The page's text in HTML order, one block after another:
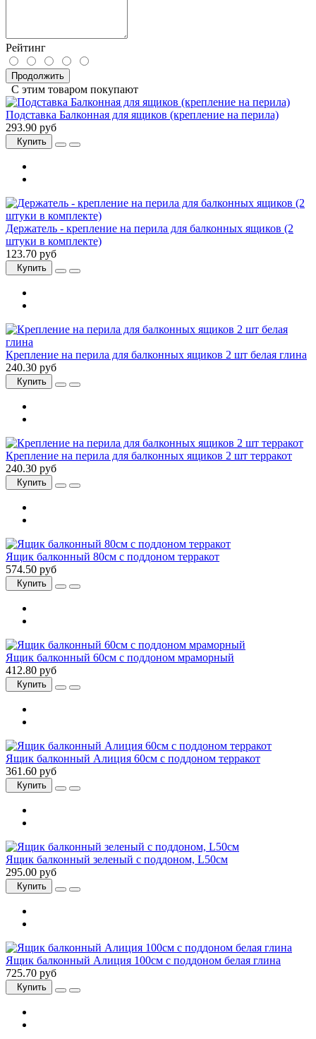
Рейтинг
Продолжить
С этим товаром покупают
Подставка Балконная для ящиков (крепление на перила)
293.90 руб
Купить
Держатель - крепление на перила для балконных ящиков (2
штуки в комплекте)
123.70 руб
Купить
Крепление на перила для балконных ящиков 2 шт белая глина
240.30 руб
Купить
Крепление на перила для балконных ящиков 2 шт терракот
240.30 руб
Купить
Ящик балконный 80см с поддоном терракот
574.50 руб
Купить
Ящик балконный 60см с поддоном мраморный
412.80 руб
Купить
Ящик балконный Алиция 60см с поддоном терракот
361.60 руб
Купить
Ящик балконный зеленый с поддоном, L50см
295.00 руб
Купить
Ящик балконный Алиция 100см с поддоном белая глина
725.70 руб
Купить